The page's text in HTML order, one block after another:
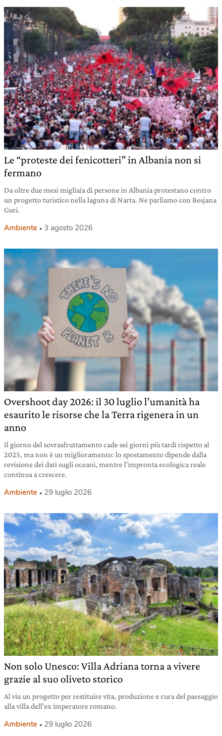
Le “proteste dei fenicotteri” in Albania non si
fermano
Da oltre due mesi migliaia di persone in Albania protestano contro
un progetto turistico nella laguna di Narta. Ne parliamo con Besjana
Guri.
Ambiente 3 agosto 2026
Overshoot day 2026: il 30 luglio l’umanità ha
esaurito le risorse che la Terra rigenera in un
anno
Il giorno del sovrasfruttamento cade sei giorni più tardi rispetto al
2025, ma non è un miglioramento: lo spostamento dipende dalla
revisione dei dati sugli oceani, mentre l’impronta ecologica reale
continua a crescere.
Ambiente 29 luglio 2026
Non solo Unesco: Villa Adriana torna a vivere
grazie al suo oliveto storico
Al via un progetto per restituire vita, produzione e cura del paesaggio
alla villa dell’ex imperatore romano.
Ambiente 29 luglio 2026